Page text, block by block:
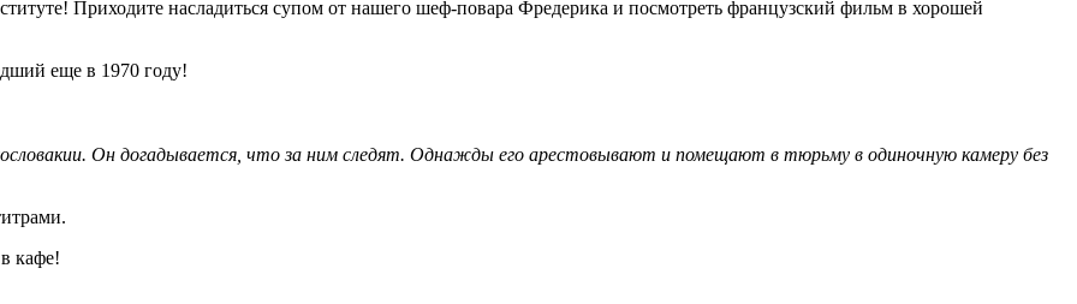
Приходите насладиться супом от нашего шеф-повара Фредерика и посмотреть французский фильм в хорошей
еще в 1970 году!
Он догадывается, что за ним следят. Однажды его арестовывают и помещают в тюрьму в одиночную камеру без
кафе!